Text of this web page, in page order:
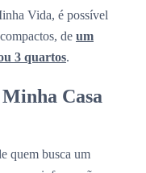
Vida, é possível
de um
3 quartos.
Casa
quem busca um